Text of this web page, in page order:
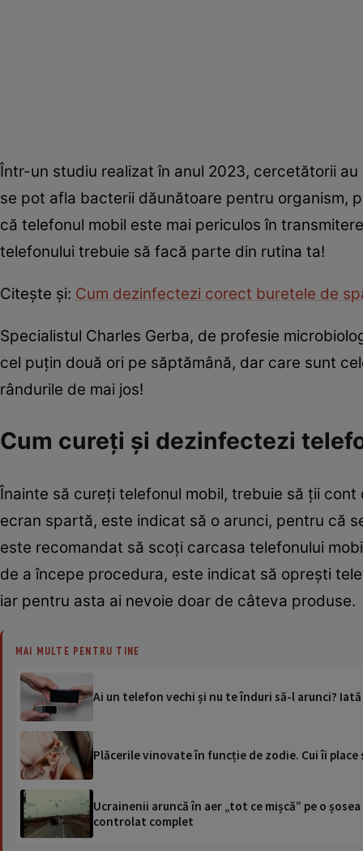
Într-un studiu realizat în anul 2023, cercetătorii
se pot afla bacterii dăunătoare pentru organism,
că telefonul mobil este mai periculos în
telefonului trebuie să facă parte din rutina ta!
Citește și: Cum dezinfectezi corect buretele de
Specialistul Charles Gerba, de profesie
cel puțin două ori pe săptămână, dar care sunt
rândurile de mai jos!
Cum cureți și dezinfectezi
Înainte să cureți telefonul mobil, trebuie să ții
ecran spartă, este indicat să o arunci, pentru că
este recomandat să scoți carcasa telefonului
de a începe procedura, este indicat să oprești
iar pentru asta ai nevoie doar de câteva produse.
MAI MULTE PENTRU TINE
Ai un telefon vechi și nu te înduri să-l arunci?
Plăcerile vinovate în funcție de zodie. Cui îi
Ucrainenii aruncă în aer „tot ce mișcă” pe o
controlat complet